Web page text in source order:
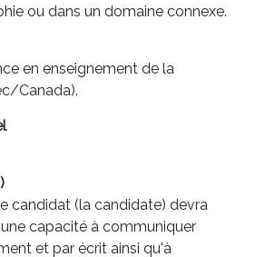
ou dans un domaine connexe.
en enseignement de la
Canada).
candidat (la candidate) devra
capacité à communiquer
et par écrit ainsi qu'à